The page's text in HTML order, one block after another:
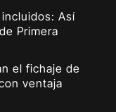
incluidos: Así
Primera
el fichaje de
ventaja